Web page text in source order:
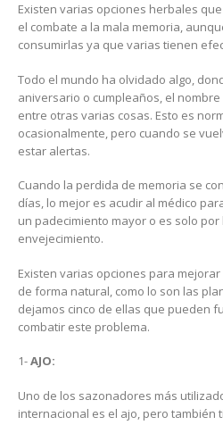
Existen varias opciones herbales
el combate a la mala memoria,
consumirlas ya que varias tienen
Todo el mundo ha olvidado algo,
aniversario o cumpleaños, el nombre
entre otras varias cosas. Esto es
ocasionalmente, pero cuando se
estar alertas.
Cuando la perdida de memoria se
días, lo mejor es acudir al médico
un padecimiento mayor o es solo
envejecimiento.
Existen varias opciones para
de forma natural, como lo son las
dejamos cinco de ellas que pueden
combatir este problema.
1-AJO:
Uno de los sazonadores más
internacional es el ajo, pero también